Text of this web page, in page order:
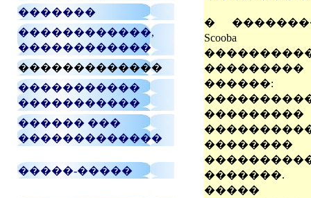
�������
������������,
������������
�������������
�����������
�����������
������ ���
�������������
�����-�����
�
������:
��������
�������.
�����